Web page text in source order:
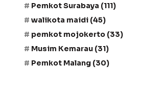
Pemkot Surabaya (111)
walikota maidi (45)
pemkot mojokerto (33)
Musim Kemarau (31)
Pemkot Malang (30)